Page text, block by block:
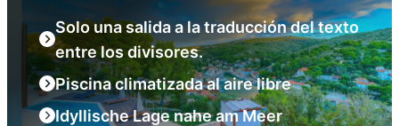
Solo una salida a la traducción del texto
entre los divisores.
Piscina climatizada al aire libre
Idyllische Lage nahe am Meer